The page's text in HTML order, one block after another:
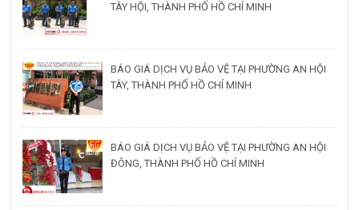
TÂY HỘI, THÀNH PHỐ HỒ CHÍ MINH
BÁO GIÁ DỊCH VỤ BẢO VỆ TẠI PHƯỜNG AN HỘI
TÂY, THÀNH PHỐ HỒ CHÍ MINH
BÁO GIÁ DỊCH VỤ BẢO VỆ TẠI PHƯỜNG AN HỘI
ĐÔNG, THÀNH PHỐ HỒ CHÍ MINH